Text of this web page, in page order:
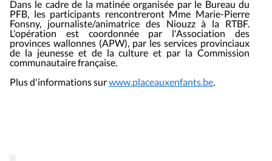
Dans le cadre de la matinée organisée par le Bureau du
PFB, les participants rencontreront Mme Marie-Pierre
Fonsny, journaliste/animatrice des Niouzzà la RTBF.
L'opération est coordonnée par l'Association des
provinces wallonnes (APW), par les services provinciaux
de la jeunesse et de la culture et par la Commission
communautaire française.
Plus d'informations surwww.placeauxenfants.be.